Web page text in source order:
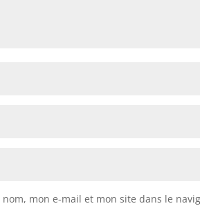
mon e-mail et mon site dans le